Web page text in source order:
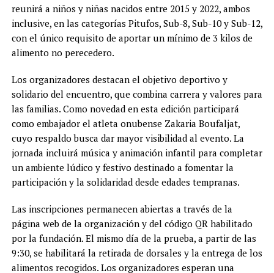
reunirá a niños y niñas nacidos entre 2015 y 2022, ambos
inclusive, en las categorías Pitufos, Sub-8, Sub-10 y Sub-12,
con el único requisito de aportar un mínimo de 3 kilos de
alimento no perecedero.
Los organizadores destacan el objetivo deportivo y
solidario del encuentro, que combina carrera y valores para
las familias. Como novedad en esta edición participará
como embajador el atleta onubense Zakaria Boufaljat,
cuyo respaldo busca dar mayor visibilidad al evento. La
jornada incluirá música y animación infantil para completar
un ambiente lúdico y festivo destinado a fomentar la
participación y la solidaridad desde edades tempranas.
Las inscripciones permanecen abiertas a través de la
página web de la organización y del código QR habilitado
por la fundación. El mismo día de la prueba, a partir de las
9:30, se habilitará la retirada de dorsales y la entrega de los
alimentos recogidos. Los organizadores esperan una